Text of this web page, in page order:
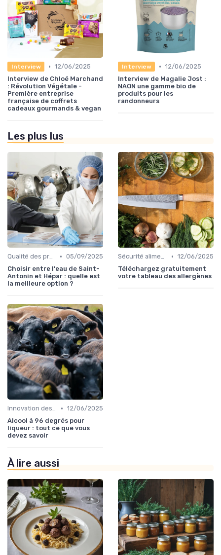
Interview • 12/06/2025
Interview de Chloé Marchand
: Révolution Végétale -
Première entreprise
française de coffrets
cadeaux gourmands & vegan
Interview • 12/06/2025
Interview de Magalie Jost :
NAON une gamme bio de
produits pour les
randonneurs
Les plus lus
Qualité des produits • 05/09/2025
Choisir entre l'eau de Saint-
Antonin et Hépar : quelle est
la meilleure option ?
Sécurité alimentaire • 12/06/2025
Téléchargez gratuitement
votre tableau des allergènes
Innovation des recettes • 12/06/2025
Alcool à 96 degrés pour
liqueur : tout ce que vous
devez savoir
À lire aussi